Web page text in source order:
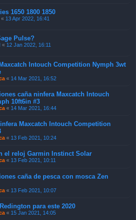
1650 1800 1850
« 13 Apr 2022, 16:41
Pulse?
« 12 Jan 2022, 16:11
Intouch Competition Nymph 3wt
« 14 Mar 2021, 16:52
caña ninfera Maxcatch Intouch
10ft6in #3
« 14 Mar 2021, 16:44
Maxcatch Intouch Competition
« 13 Feb 2021, 10:24
el reloj Garmin Instinct Solar
« 13 Feb 2021, 10:11
caña de pesca con mosca Zen
« 13 Feb 2021, 10:07
para este 2020
« 15 Jan 2021, 14:05